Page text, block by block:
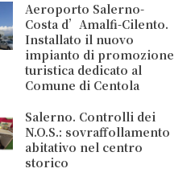
Aeroporto Salerno-
Costa d’Amalfi-Cilento.
Installato il nuovo
impianto di promozione
turistica dedicato al
Comune di Centola
Salerno. Controlli dei
N.O.S.: sovraffollamento
abitativo nel centro
storico